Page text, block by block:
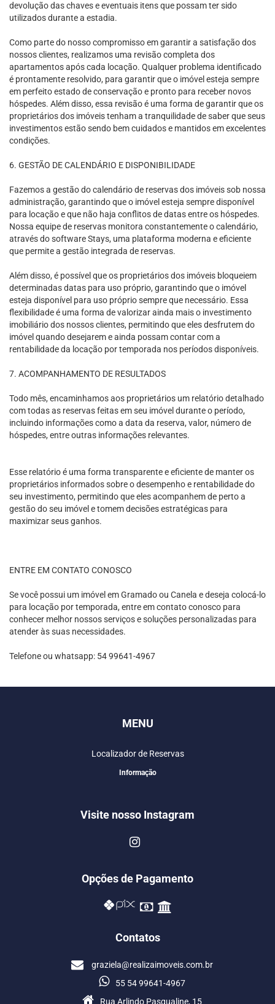
devolução das chaves e eventuais itens que possam ter sido
utilizados durante a estadia.
Como parte do nosso compromisso em garantir a satisfação dos
nossos clientes, realizamos uma revisão completa dos
apartamentos após cada locação. Qualquer problema identificado
é prontamente resolvido, para garantir que o imóvel esteja sempre
em perfeito estado de conservação e pronto para receber novos
hóspedes. Além disso, essa revisão é uma forma de garantir que os
proprietários dos imóveis tenham a tranquilidade de saber que seus
investimentos estão sendo bem cuidados e mantidos em excelentes
condições.
6. GESTÃO DE CALENDÁRIO E DISPONIBILIDADE
Fazemos a gestão do calendário de reservas dos imóveis sob nossa
administração, garantindo que o imóvel esteja sempre disponível
para locação e que não haja conflitos de datas entre os hóspedes.
Nossa equipe de reservas monitora constantemente o calendário,
através do software Stays, uma plataforma moderna e eficiente
que permite a gestão integrada de reservas.
Além disso, é possível que os proprietários dos imóveis bloqueiem
determinadas datas para uso próprio, garantindo que o imóvel
esteja disponível para uso próprio sempre que necessário. Essa
flexibilidade é uma forma de valorizar ainda mais o investimento
imobiliário dos nossos clientes, permitindo que eles desfrutem do
imóvel quando desejarem e ainda possam contar com a
rentabilidade da locação por temporada nos períodos disponíveis.
7. ACOMPANHAMENTO DE RESULTADOS
Todo mês, encaminhamos aos proprietários um relatório detalhado
com todas as reservas feitas em seu imóvel durante o período,
incluindo informações como a data da reserva, valor, número de
hóspedes, entre outras informações relevantes.
Esse relatório é uma forma transparente e eficiente de manter os
proprietários informados sobre o desempenho e rentabilidade do
seu investimento, permitindo que eles acompanhem de perto a
gestão do seu imóvel e tomem decisões estratégicas para
maximizar seus ganhos.
ENTRE EM CONTATO CONOSCO
Se você possui um imóvel em Gramado ou Canela e deseja colocá-lo
para locação por temporada, entre em contato conosco para
conhecer melhor nossos serviços e soluções personalizadas para
atender às suas necessidades.
Telefone ou whatsapp: 54 99641-4967
MENU
Localizador de Reservas
Informação
Visite nosso Instagram
Opções de Pagamento
Contatos
graziela@realizaimoveis.com.br
55 54 99641-4967
Rua Arlindo Pasqualine, 15